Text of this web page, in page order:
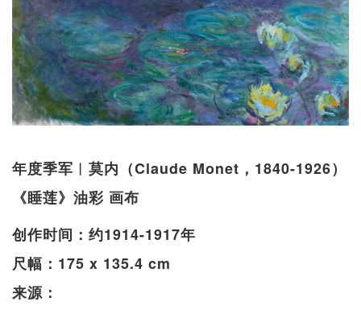
年度季军︱莫内（Claude Monet，1840-1926）
《睡莲》油彩 画布
创作时间：约1914-1917年
尺幅：175 x 135.4 cm
来源：